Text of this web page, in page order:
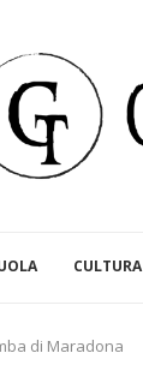
CULTURA
di Maradona